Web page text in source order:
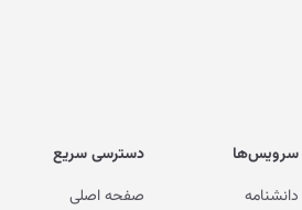
سرویس‌ها
دانشنامه
دسترسی سریع
صفحه اصلی